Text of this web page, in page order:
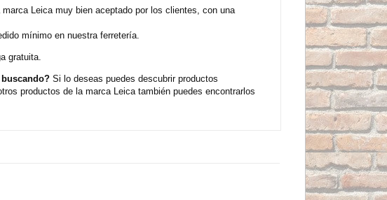
Leica muy bien aceptado por los clientes, con una
mínimo en nuestra ferretería.
gratuita.
Si lo deseas puedes descubrir productos
productos de la marca Leica también puedes encontrarlos